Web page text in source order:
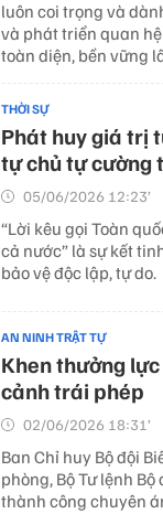
luôn coi trọng và
và phát triển quan
toàn diện, bền vững
THỜI SỰ
Phát huy giá trị
tự chủ tự cường
05/06/2026 12:23’
“Lời kêu gọi Toàn
cả nước” là sự kết
bảo vệ độc lập, tự do.
AN NINH TRẬT TỰ
Khen thưởng
cảnh trái phép
02/06/2026 18:31’
Ban Chỉ huy Bộ đội
phòng, Bộ Tư lệnh
thành công chuyên